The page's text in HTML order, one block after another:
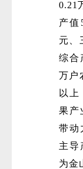
0.21
产值
元、
综合
万户
以
果产
带动
主导
为金